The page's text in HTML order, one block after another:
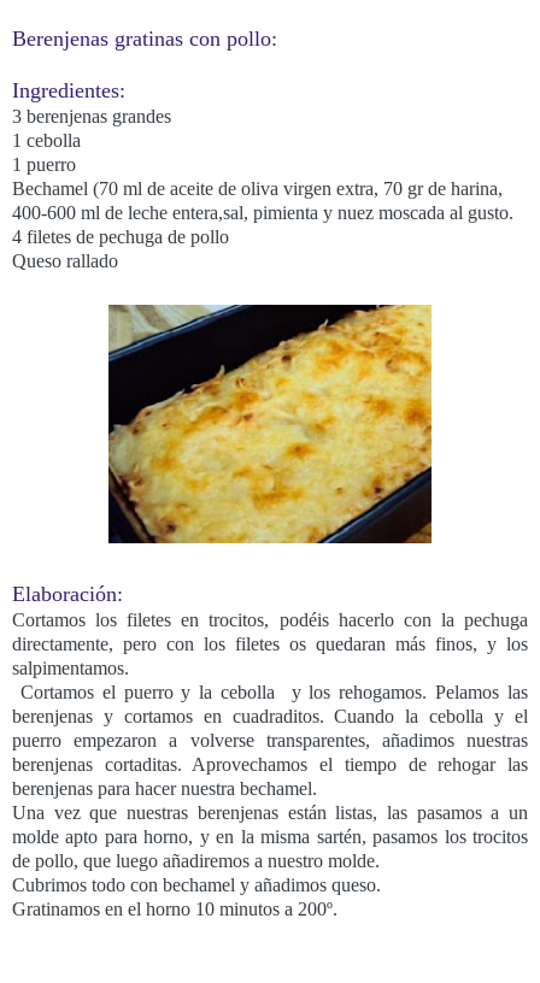
Berenjenas gratinas con pollo:
Ingredientes:
3 berenjenas grandes
1 cebolla
1 puerro
Bechamel (70 ml de aceite de oliva virgen extra, 70 gr de harina,
400-600 ml de leche entera,sal, pimienta y nuez moscada al gusto.
4 filetes de pechuga de pollo
Queso rallado
Elaboración:
Cortamos los filetes en trocitos, podéis hacerlo con la pechuga
directamente, pero con los filetes os quedaran más finos, y los
salpimentamos.
Cortamos el puerro y la cebolla y los rehogamos. Pelamos las
berenjenas y cortamos en cuadraditos. Cuando la cebolla y el
puerro empezaron a volverse transparentes, añadimos nuestras
berenjenas cortaditas. Aprovechamos el tiempo de rehogar las
berenjenas para hacer nuestra bechamel.
Una vez que nuestras berenjenas están listas, las pasamos a un
molde apto para horno, y en la misma sartén, pasamos los trocitos
de pollo, que luego añadiremos a nuestro molde.
Cubrimos todo con bechamel y añadimos queso.
Gratinamos en el horno 10 minutos a 200º.